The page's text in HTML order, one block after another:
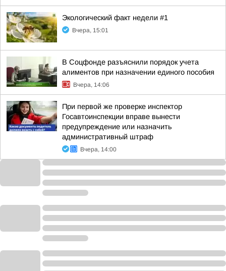
Экологический факт недели #1
Вчера, 15:01
В Соцфонде разъяснили порядок учета
алиментов при назначении единого пособия
Вчера, 14:06
При первой же проверке инспектор
Госавтоинспекции вправе вынести
предупреждение или назначить
административный штраф
Вчера, 14:00